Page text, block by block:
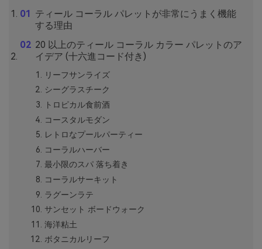
ティール コーラル パレットが非常にうまく機能
する理由
20 以上のティール コーラル カラー パレットのア
イデア (十六進コード付き)
リーフサンライズ
シーグラスチーク
トロピカル食前酒
コースタルモダン
レトロなプールパーティー
コーラルハーバー
最小限のスパ 落ち着き
コーラルサーキット
ラグーンラテ
サンセット ボードウォーク
海洋粘土
ボタニカルリーフ